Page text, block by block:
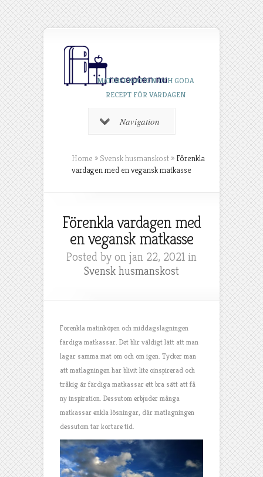
MATINSPIRATION OCH GODA
RECEPT FÖR VARDAGEN
Navigation
Home » Svensk husmanskost » Förenkla
vardagen med en vegansk matkasse
Förenkla vardagen med
en vegansk matkasse
Posted by on jan 22, 2021 in
Svensk husmanskost
Förenkla matinköpen och middagslagningen
färdiga matkassar. Det blir väldigt lätt att man
lagar samma mat om och om igen. Tycker man
att matlagningen har blivit lite oinspirerad och
tråkig är färdiga matkassar ett bra sätt att få
ny inspiration. Dessutom erbjuder många
matkassar enkla lösningar, där matlagningen
dessutom tar kortare tid.